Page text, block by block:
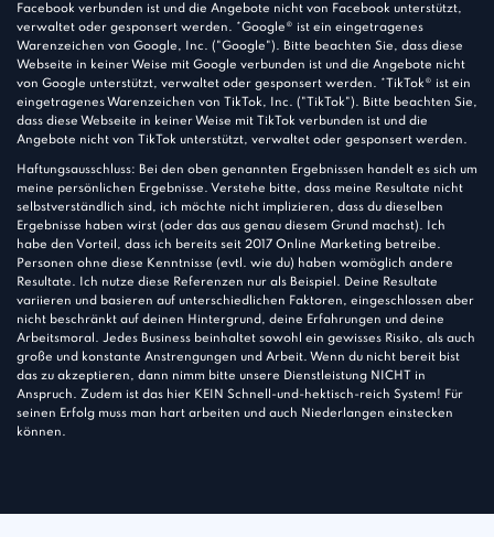
Facebook verbunden ist und die Angebote nicht von Facebook unterstützt,
verwaltet oder gesponsert werden. *Google® ist ein eingetragenes
Warenzeichen von Google, Inc. ("Google"). Bitte beachten Sie, dass diese
Webseite in keiner Weise mit Google verbunden ist und die Angebote nicht
von Google unterstützt, verwaltet oder gesponsert werden. *TikTok® ist ein
eingetragenes Warenzeichen von TikTok, Inc. ("TikTok"). Bitte beachten Sie,
dass diese Webseite in keiner Weise mit TikTok verbunden ist und die
Angebote nicht von TikTok unterstützt, verwaltet oder gesponsert werden.
Haftungsausschluss: Bei den oben genannten Ergebnissen handelt es sich um
meine persönlichen Ergebnisse. Verstehe bitte, dass meine Resultate nicht
selbstverständlich sind, ich möchte nicht implizieren, dass du dieselben
Ergebnisse haben wirst (oder das aus genau diesem Grund machst). Ich
habe den Vorteil, dass ich bereits seit 2017 Online Marketing betreibe.
Personen ohne diese Kenntnisse (evtl. wie du) haben womöglich andere
Resultate. Ich nutze diese Referenzen nur als Beispiel. Deine Resultate
variieren und basieren auf unterschiedlichen Faktoren, eingeschlossen aber
nicht beschränkt auf deinen Hintergrund, deine Erfahrungen und deine
Arbeitsmoral. Jedes Business beinhaltet sowohl ein gewisses Risiko, als auch
große und konstante Anstrengungen und Arbeit. Wenn du nicht bereit bist
das zu akzeptieren, dann nimm bitte unsere Dienstleistung NICHT in
Anspruch. Zudem ist das hier KEIN Schnell-und-hektisch-reich System! Für
seinen Erfolg muss man hart arbeiten und auch Niederlangen einstecken
können.